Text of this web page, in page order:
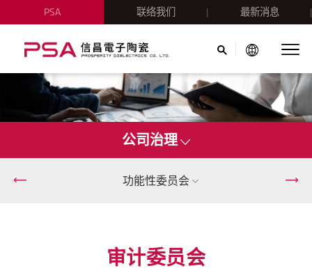
PSA 联络我们 最新消息
公司治理
功能性委员会
审计委员会